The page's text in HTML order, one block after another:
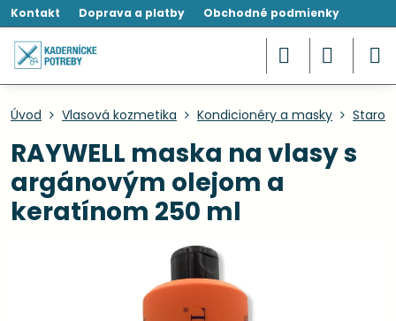
Kontakt Doprava a platby Obchodné podmienky
Úvod Vlasová kozmetika Kondicionéry a masky
RAYWELL maska na vlasy s
argánovým olejom a
keratínom 250 ml